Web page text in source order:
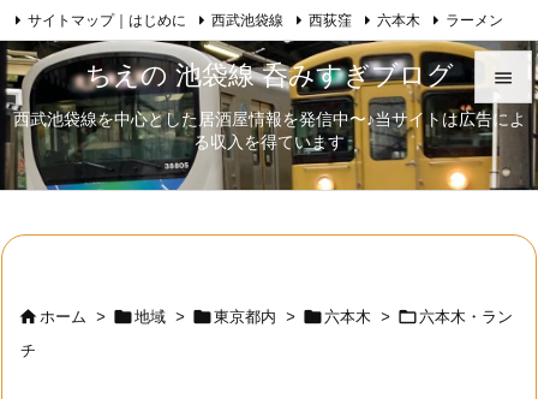
ちえの 池袋線 呑みすぎブログ
西武池袋線を中心とした居酒屋情報を発信中〜♪当サイトは広告によ
る収入を得ています


メニュ


サイトマップ｜はじめに 西武池袋線 西荻窪 六本木 ラーメン
日本酒 歌舞伎 自己紹介 RSS Feedly
ホーム > 地域 > 東京都内 > 六本木 > 六本木・ラン
チ